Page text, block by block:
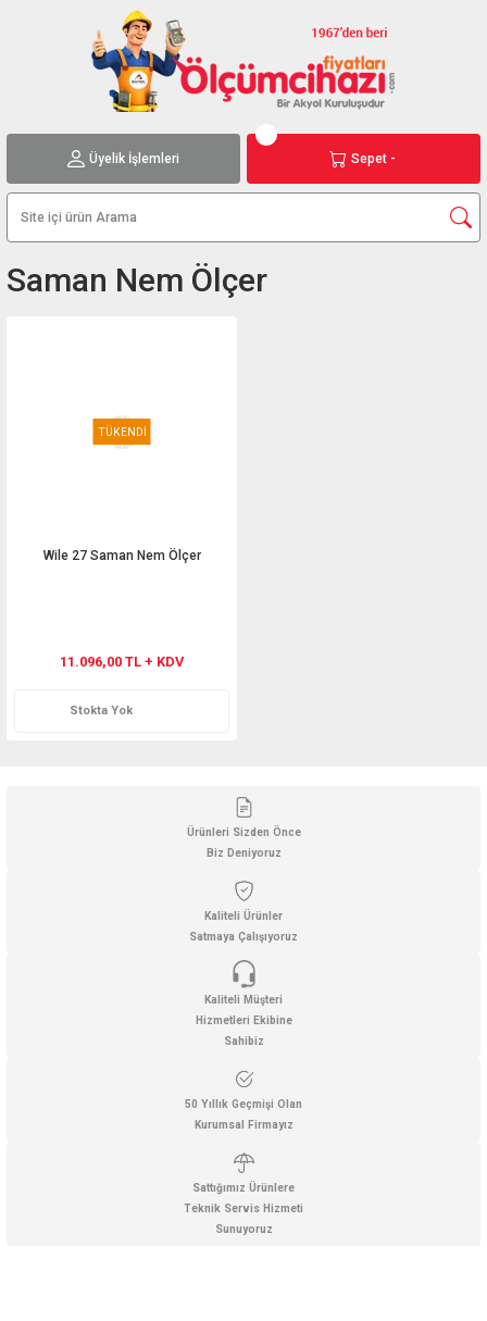
Üyelik İşlemleri Sepet -
Saman Nem Ölçer
TÜKENDİ
Wile 27 Saman Nem Ölçer
11.096,00 TL + KDV
Stokta Yok
Ürünleri Sizden Önce
Biz Deniyoruz
Kaliteli Ürünler
Satmaya Çalışıyoruz
Kaliteli Müşteri
Hizmetleri Ekibine
Sahibiz
50 Yıllık Geçmişi Olan
Kurumsal Firmayız
Sattığımız Ürünlere
Teknik Servis Hizmeti
Sunuyoruz